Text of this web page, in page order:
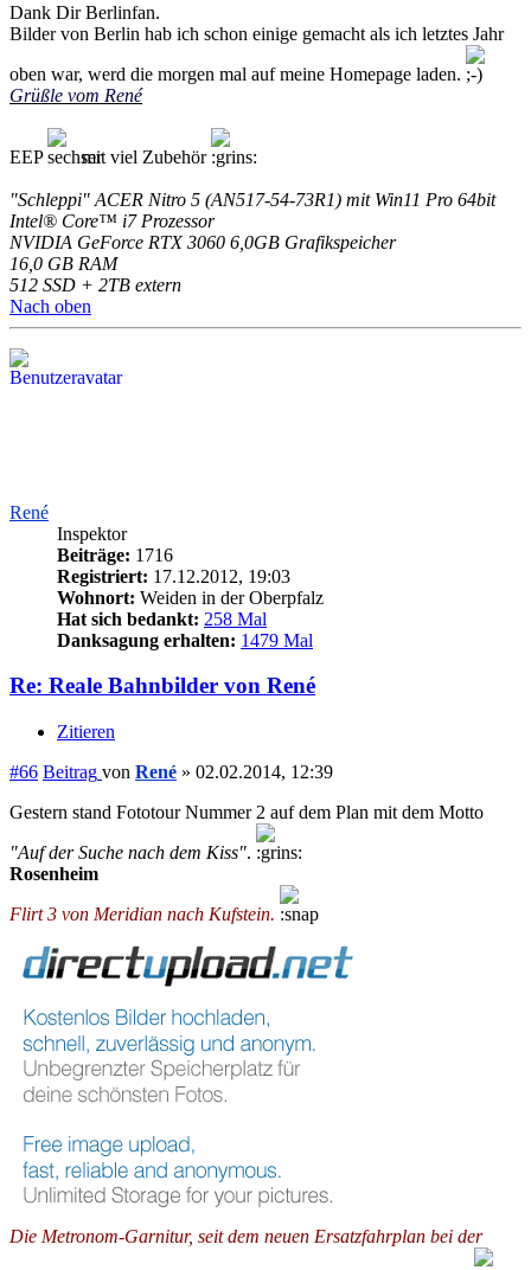
Dank Dir Berlinfan.
Bilder von Berlin hab ich schon einige gemacht als ich letztes Jahr
oben war, werd die morgen mal auf meine Homepage laden.
Grüßle vom René
EEP mit viel Zubehör
"Schleppi" ACER Nitro 5 (AN517-54-73R1) mit Win11 Pro 64bit
Intel® Core™ i7 Prozessor
NVIDIA GeForce RTX 3060 6,0GB Grafikspeicher
16,0 GB RAM
512 SSD + 2TB extern
Nach oben
René
Inspektor
Beiträge: 1716
Registriert: 17.12.2012, 19:03
Wohnort: Weiden in der Oberpfalz
Hat sich bedankt: 258 Mal
Danksagung erhalten: 1479 Mal
Re: Reale Bahnbilder von René
Zitieren
#66 Beitrag von René » 02.02.2014, 12:39
Gestern stand Fototour Nummer 2 auf dem Plan mit dem Motto
"Auf der Suche nach dem Kiss".
Rosenheim
Flirt 3 von Meridian nach Kufstein.
Die Metronom-Garnitur, seit dem neuen Ersatzfahrplan bei der